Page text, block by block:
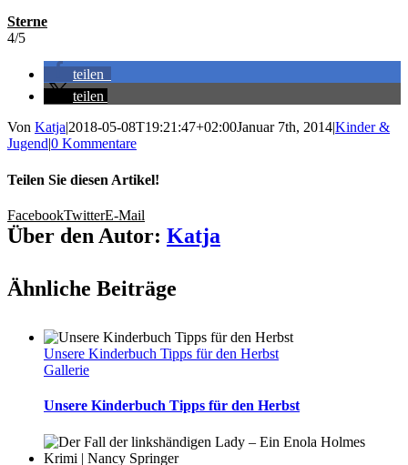
Sterne
4/5
teilen
teilen
Von Katja|2018-05-08T19:21:47+02:00Januar 7th, 2014|Kinder &
Jugend|0 Kommentare
Teilen Sie diesen Artikel!
FacebookTwitterE-Mail
Über den Autor: Katja
Ähnliche Beiträge
Unsere Kinderbuch Tipps für den Herbst
Gallerie
Unsere Kinderbuch Tipps für den Herbst